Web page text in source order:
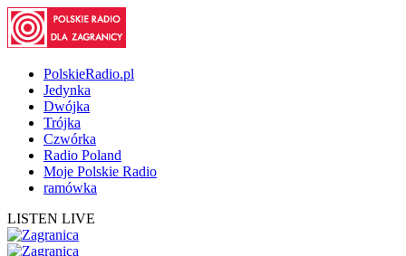
PolskieRadio.pl
Jedynka
Dwójka
Trójka
Czwórka
Radio Poland
Moje Polskie Radio
ramówka
LISTEN LIVE